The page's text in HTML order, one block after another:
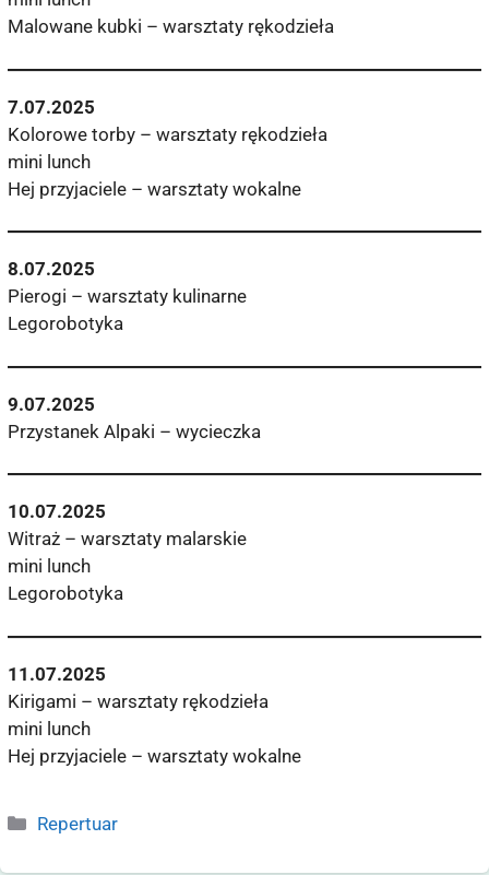
Malowane kubki – warsztaty rękodzieła
7.07.2025
Kolorowe torby – warsztaty rękodzieła
mini lunch
Hej przyjaciele – warsztaty wokalne
8.07.2025
Pierogi – warsztaty kulinarne
Legorobotyka
9.07.2025
Przystanek Alpaki – wycieczka
10.07.2025
Witraż – warsztaty malarskie
mini lunch
Legorobotyka
11.07.2025
Kirigami – warsztaty rękodzieła
mini lunch
Hej przyjaciele – warsztaty wokalne
Repertuar